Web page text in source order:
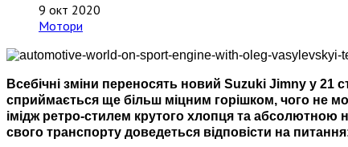
9 окт 2020
Мотори
Всебічні зміни переносять новий Suzuki Jimny у 21
сприймається ще більш міцним горішком, чого не
імідж ретро-стилем крутого хлопця та абсолютною
свого транспорту доведеться відповісти на